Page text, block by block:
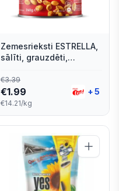
Zemesrieksti ESTRELLA,
sālīti, grauzdēti,
€3.39
€1.99
€14.21/kg
+5